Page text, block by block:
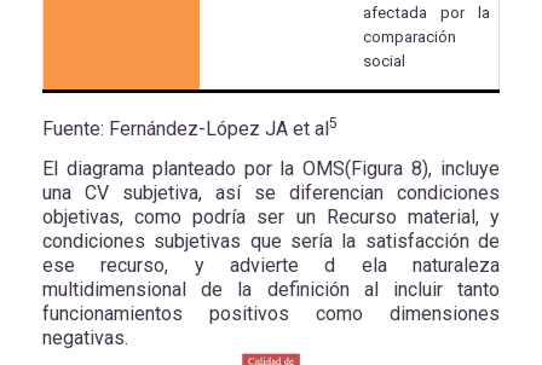
afectada por la
comparación
social
Fuente: Fernández-López JA et al5
El diagrama planteado por la OMS(Figura 8), incluye
una CV subjetiva, así se diferencian condiciones
objetivas, como podría ser un Recurso material, y
condiciones subjetivas que sería la satisfacción de
ese recurso, y advierte d ela naturaleza
multidimensional de la definición al incluir tanto
funcionamientos positivos como dimensiones
negativas.